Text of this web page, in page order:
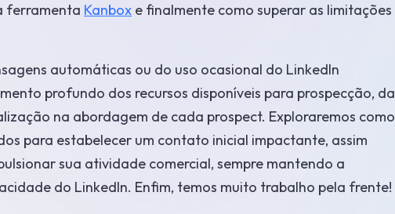
ferramenta Kanbox e finalmente como superar as limitações
automáticas ou do uso ocasional do LinkedIn
profundo dos recursos disponíveis para prospecção, da
na abordagem de cada prospect. Exploraremos como
para estabelecer um contato inicial impactante, assim
sua atividade comercial, sempre mantendo a
do LinkedIn. Enfim, temos muito trabalho pela frente!